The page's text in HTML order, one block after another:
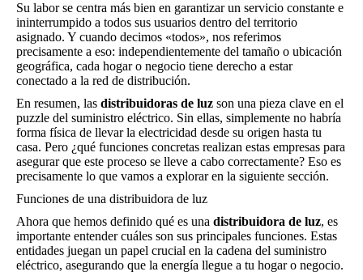
Su labor se centra más bien en garantizar un servicio constante e
ininterrumpido a todos sus usuarios dentro del territorio
asignado. Y cuando decimos «todos», nos referimos
precisamente a eso: independientemente del tamaño o ubicación
geográfica, cada hogar o negocio tiene derecho a estar
conectado a la red de distribución.
En resumen, las distribuidoras de luz son una pieza clave en el
puzzle del suministro eléctrico. Sin ellas, simplemente no habría
forma física de llevar la electricidad desde su origen hasta tu
casa. Pero ¿qué funciones concretas realizan estas empresas para
asegurar que este proceso se lleve a cabo correctamente? Eso es
precisamente lo que vamos a explorar en la siguiente sección.
Funciones de una distribuidora de luz
Ahora que hemos definido qué es una distribuidora de luz, es
importante entender cuáles son sus principales funciones. Estas
entidades juegan un papel crucial en la cadena del suministro
eléctrico, asegurando que la energía llegue a tu hogar o negocio.